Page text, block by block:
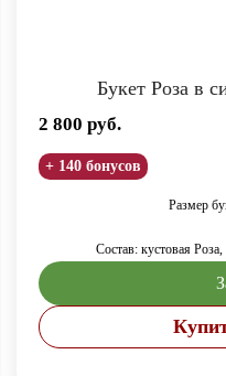
Букет Роза в
2 800 руб.
+ 140 бонусов
Размер
Состав: кустовая